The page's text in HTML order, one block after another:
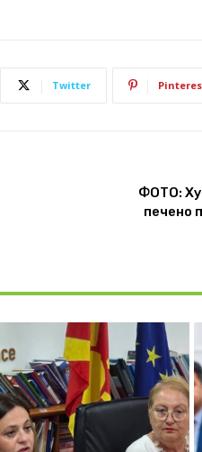
Twitter
ФОТО:
печено